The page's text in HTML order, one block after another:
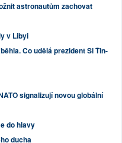
astronautům zachovat
v Libyi
Co udělá prezident Si Ťin-
signalizují novou globální
do hlavy
ducha